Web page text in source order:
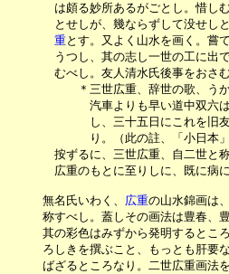
は頗る妙所あるがごとし。惜しむべ
とせしが、幾ならずして没せしとい
重とす。又よく山水を画く。嘗
うつし、其の志し一世の工に出でん
むべし。友人清水氏後事をおさむ
＊三世広重、辞世の歌、うかう
汽車よりも早い道中双六は月の前
し、三十五日にこれを旧友より配
り。（此の註、「小日本」に
按ずるに、三世広重、自二世と称す
広重のもとに至りしに、既に病にか
無名氏いわく、 広重の山水錦画は
称すべし。蓋しその画法は豊春、豊
其の彩色はみずから発明するところ
ろしきを撰ぶこと、もっとも肝要な
ばざるところなり。二世広重画法を